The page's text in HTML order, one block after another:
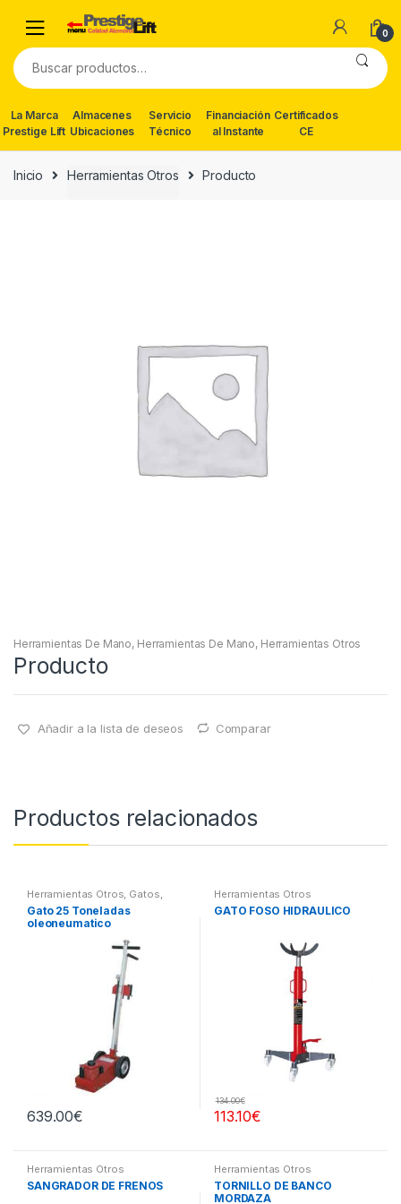
navigation
content
0
Buscar
por:
La Marca
Prestige Lift
Almacenes
Ubicaciones
Servicio
Técnico
Financiación
al Instante
Certificados
CE
Inicio Herramientas Otros Producto
Herramientas De Mano, Herramientas De Mano, Herramientas Otros
Producto
Añadir a la lista de deseos Comparar
Productos relacionados
Herramientas Otros, Gatos,
Soportes y Hidraulica
Gato 25 Toneladas
oleoneumatico
639.00€
Herramientas Otros
GATO FOSO HIDRÁULICO
113.10€
134.00€
Herramientas Otros
SANGRADOR DE FRENOS
Herramientas Otros
TORNILLO DE BANCO
MORDAZA